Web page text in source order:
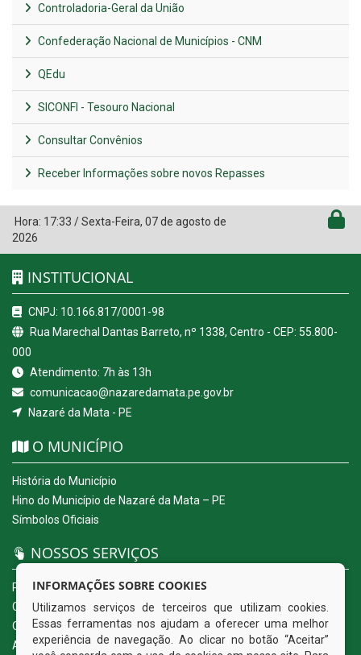
Controladoria-Geral da União
Confederação Nacional de Municípios - CNM
QEdu
SICONFI - Tesouro Nacional
Consultar Convênios
Receber Informações sobre novos Repasses
Hora: 17:33 /Sexta-Feira, 07 de agosto de
2026
INSTITUCIONAL
CNPJ: 10.166.817/0001-98
Rua Marechal Dantas Barreto, nº 1338, Centro - CEP: 55.800-
000
Atendimento: 7h às 13h
comunicacao@nazaredamata.pe.gov.br
Nazaré da Mata - PE
O MUNICÍPIO
História do Município
Hino do Município de Nazaré da Mata – PE
Símbolos Oficiais
NOSSOS SERVIÇOS
Portal da Transparência
Carta de Serviços ao Usuário
Ouvidoria Eletrônica
Acesso a Informação (eSIC)
INFORMAÇÕES SOBRE COOKIES
Utilizamos serviços de terceiros que utilizam cookies.
Essas ferramentas nos ajudam a oferecer uma melhor
experiência de navegação. Ao clicar no botão “Aceitar”